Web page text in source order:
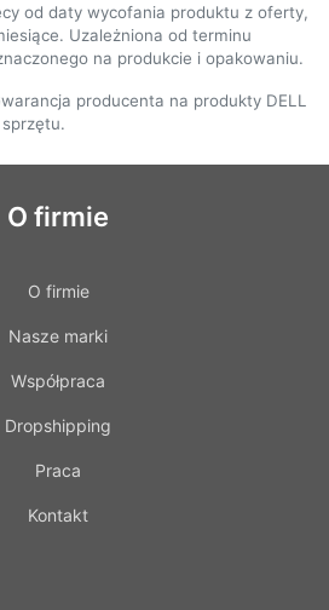
od daty wycofania produktu z oferty,
Uzależniona od terminu
na produkcie i opakowaniu.
producenta na produkty DELL
O firmie
O firmie
Nasze marki
Współpraca
Dropshipping
Praca
Kontakt